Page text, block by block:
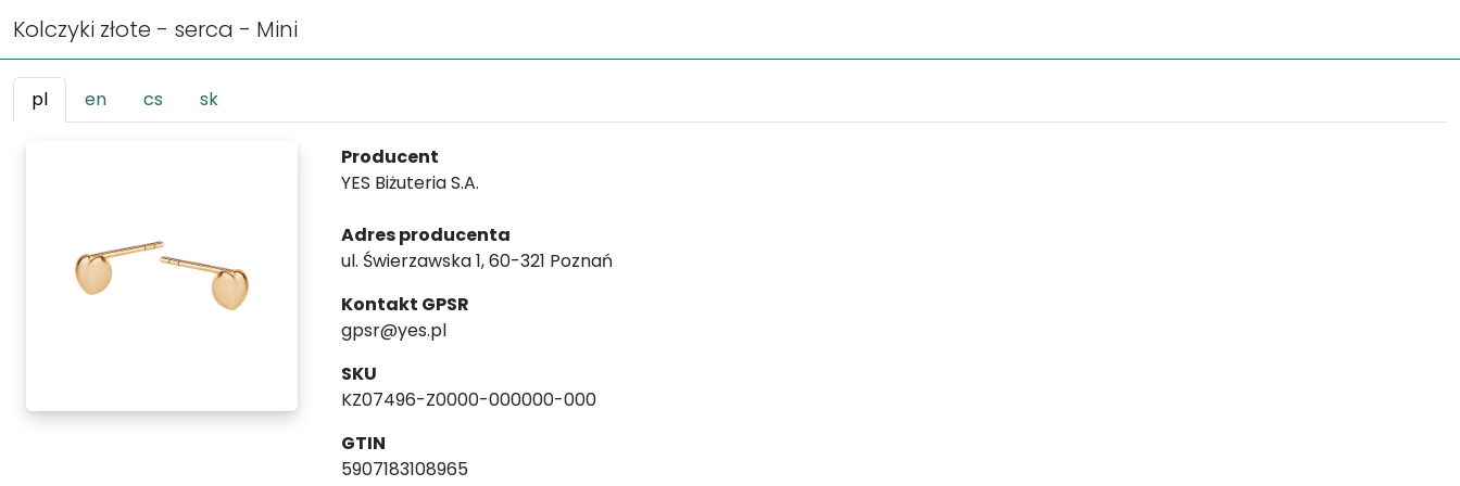
Kolczyki złote - serca - Mini
pl en cs sk
Producent
YES Biżuteria S.A.
Adres producenta
ul. Świerzawska 1, 60-321 Poznań
Kontakt GPSR
gpsr@yes.pl
SKU
KZ07496-Z0000-000000-000
GTIN
5907183108965